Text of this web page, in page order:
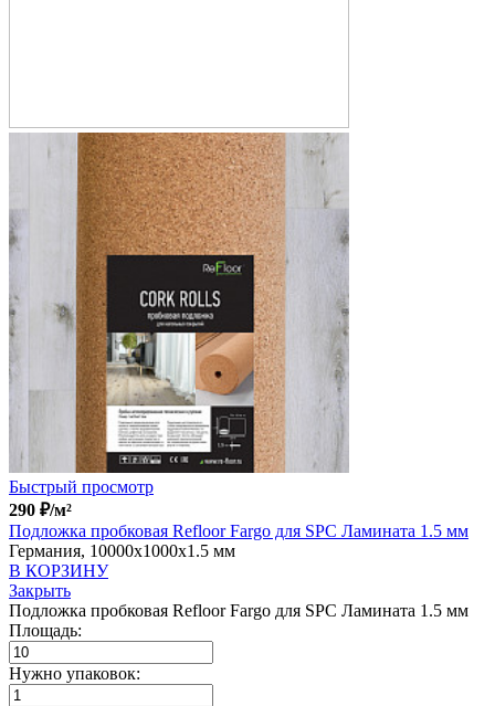
Быстрый просмотр
290 ₽/м²
Подложка пробковая Refloor Fargo для SPC Ламината 1.5 мм
Германия, 10000x1000x1.5 мм
В КОРЗИНУ
Закрыть
Подложка пробковая Refloor Fargo для SPC Ламината 1.5 мм
Площадь:
Нужно упаковок: